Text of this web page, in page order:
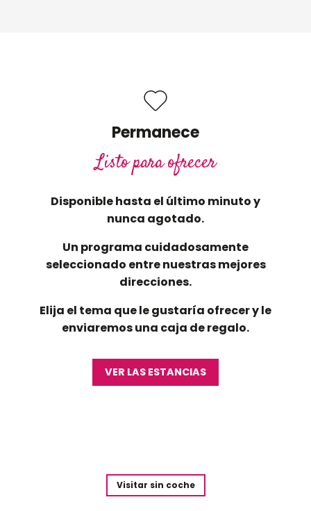
Permanece
Listo para ofrecer
Disponible hasta el último minuto y
nunca agotado.
Un programa cuidadosamente
seleccionado entre nuestras mejores
direcciones.
Elija el tema que le gustaría ofrecer y le
enviaremos una caja de regalo.
VER LAS ESTANCIAS
Visitar sin coche